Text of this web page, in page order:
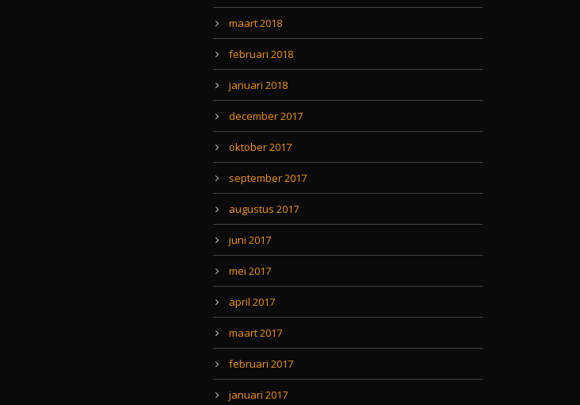
maart 2018
februari 2018
januari 2018
december 2017
oktober 2017
september 2017
augustus 2017
juni 2017
mei 2017
april 2017
maart 2017
februari 2017
januari 2017